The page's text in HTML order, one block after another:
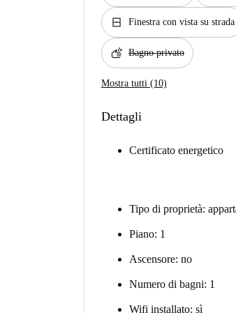
window_closed Finestra con vista su strada
soap Bagno privato
Mostra tutti (10)
Dettagli
Certificato energetico
Tipo di proprietà:
Piano: 1
Ascensore: no
Numero di bagni: 1
Wifi installato: sì